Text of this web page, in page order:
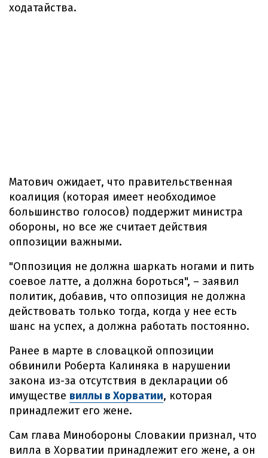
ходатайства.
Матович ожидает, что правительственная
коалиция (которая имеет необходимое
большинство голосов) поддержит министра
обороны, но все же считает действия
оппозиции важными.
"Оппозиция не должна шаркать ногами и пить
соевое латте, а должна бороться", – заявил
политик, добавив, что оппозиция не должна
действовать только тогда, когда у нее есть
шанс на успех, а должна работать постоянно.
Ранее в марте в словацкой оппозиции
обвинили Роберта Калиняка в нарушении
закона из-за отсутствия в декларации об
имуществе виллы в Хорватии, которая
принадлежит его жене.
Сам глава Минобороны Словакии признал, что
вилла в Хорватии принадлежит его жене, а он